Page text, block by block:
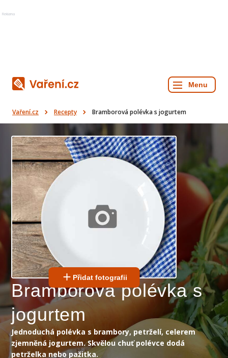
Reklama
Vaření.cz Recepty Bramborová polévka s jogurtem
Přidat fotografii
Bramborová polévka s
jogurtem
Jednoduchá polévka s brambory, petrželí, celerem
zjemněná jogurtem. Skvělou chuť polévce dodá
petrželka nebo pažitka.